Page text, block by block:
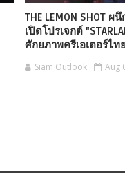
THE LEMON SHOT ผนึ
เปิดโปรเจกต์
ศักยภาพครีเอเตอร์ไท
Siam Outlook Aug